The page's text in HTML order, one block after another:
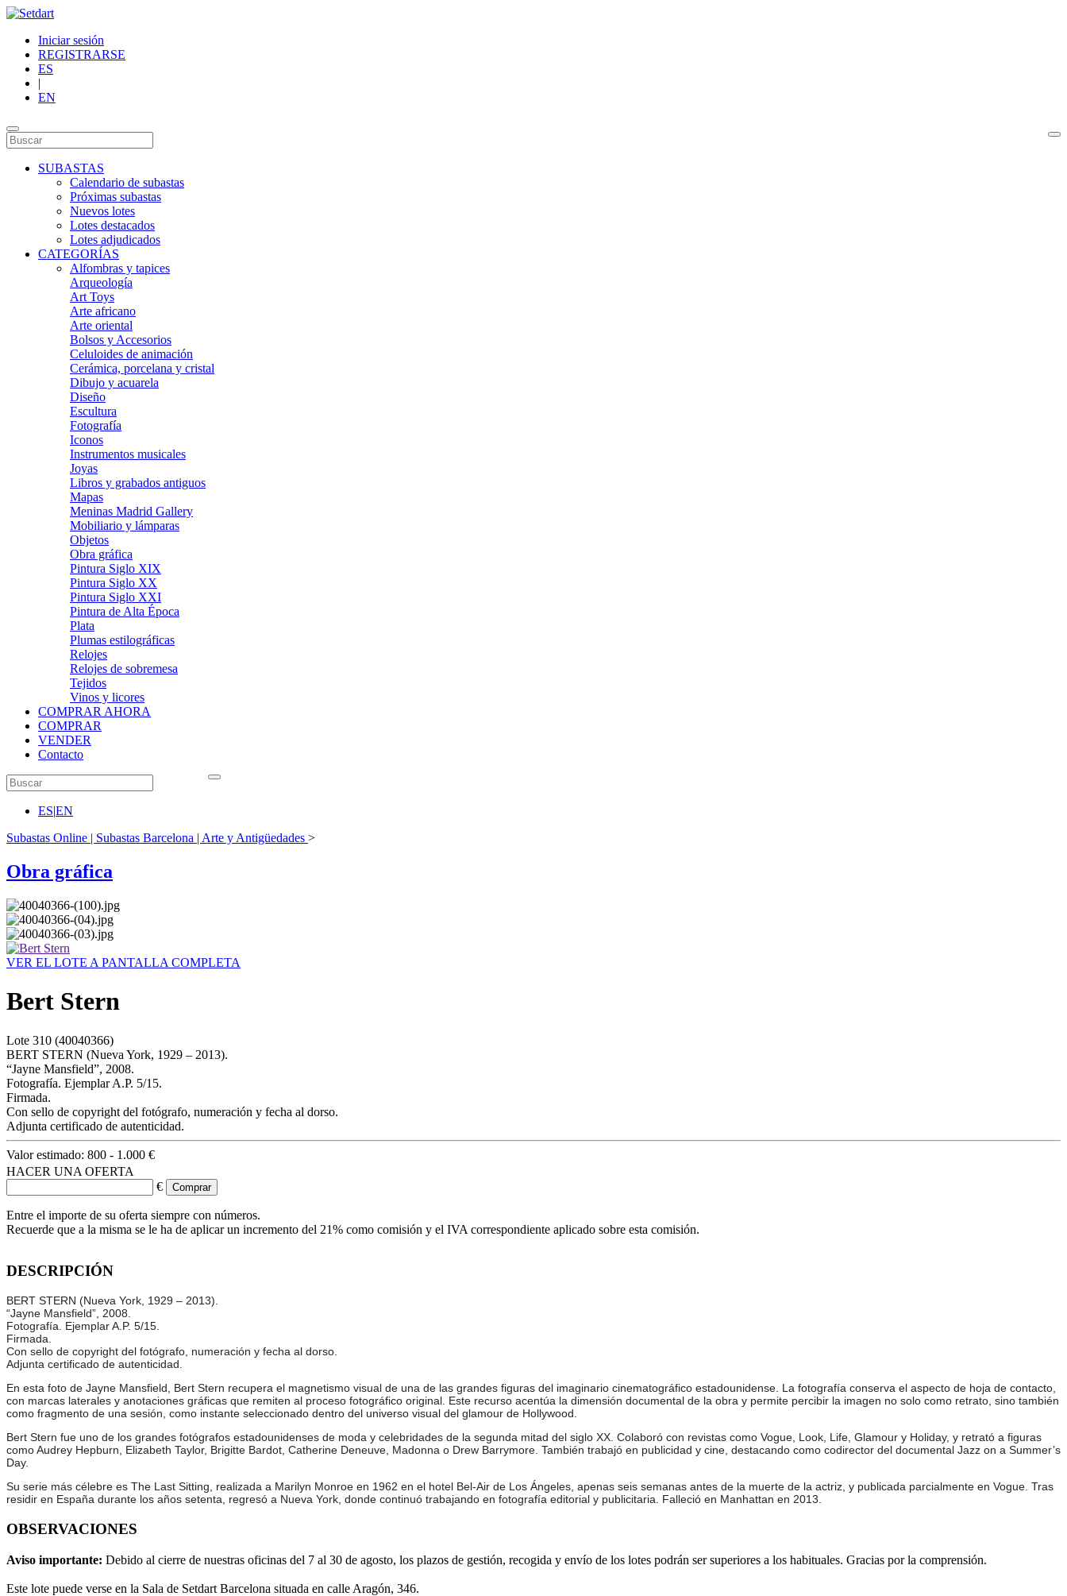
Iniciar sesión
REGISTRARSE
ES
|
EN
SUBASTAS
Calendario de subastas
Próximas subastas
Nuevos lotes
Lotes destacados
Lotes adjudicados
CATEGORÍAS
Alfombras y tapices
Arqueología
Art Toys
Arte africano
Arte oriental
Bolsos y Accesorios
Celuloides de animación
Cerámica, porcelana y cristal
Dibujo y acuarela
Diseño
Escultura
Fotografía
Iconos
Instrumentos musicales
Joyas
Libros y grabados antiguos
Mapas
Meninas Madrid Gallery
Mobiliario y lámparas
Objetos
Obra gráfica
Pintura Siglo XIX
Pintura Siglo XX
Pintura Siglo XXI
Pintura de Alta Época
Plata
Plumas estilográficas
Relojes
Relojes de sobremesa
Tejidos
Vinos y licores
COMPRAR AHORA
COMPRAR
VENDER
Contacto
ES|EN
Subastas Online | Subastas Barcelona | Arte y Antigüedades >
Obra gráfica
VER EL LOTE A PANTALLA COMPLETA
Bert Stern
Lote 310 (40040366)
BERT STERN (Nueva York, 1929 – 2013).
“Jayne Mansfield”, 2008.
Fotografía. Ejemplar A.P. 5/15.
Firmada.
Con sello de copyright del fotógrafo, numeración y fecha al dorso.
Adjunta certificado de autenticidad.
Valor estimado: 800 - 1.000 €
HACER UNA OFERTA
€
Entre el importe de su oferta siempre con números.
Recuerde que a la misma se le ha de aplicar un incremento del 21% como comisión y el IVA correspondiente aplicado sobre esta comisión.
DESCRIPCIÓN
BERT STERN (Nueva York, 1929 – 2013).
“Jayne Mansfield”, 2008.
Fotografía. Ejemplar A.P. 5/15.
Firmada.
Con sello de copyright del fotógrafo, numeración y fecha al dorso.
Adjunta certificado de autenticidad.
En esta foto de Jayne Mansfield, Bert Stern recupera el magnetismo visual de una de las grandes figuras del imaginario cinematográfico estadounidense. La fotografía conserva el aspecto de hoja de contacto,
con marcas laterales y anotaciones gráficas que remiten al proceso fotográfico original. Este recurso acentúa la dimensión documental de la obra y permite percibir la imagen no solo como retrato, sino también
como fragmento de una sesión, como instante seleccionado dentro del universo visual del glamour de Hollywood.
Bert Stern fue uno de los grandes fotógrafos estadounidenses de moda y celebridades de la segunda mitad del siglo XX. Colaboró con revistas como Vogue, Look, Life, Glamour y Holiday, y retrató a figuras
como Audrey Hepburn, Elizabeth Taylor, Brigitte Bardot, Catherine Deneuve, Madonna o Drew Barrymore. También trabajó en publicidad y cine, destacando como codirector del documental Jazz on a Summer’s
Day.
Su serie más célebre es The Last Sitting, realizada a Marilyn Monroe en 1962 en el hotel Bel-Air de Los Ángeles, apenas seis semanas antes de la muerte de la actriz, y publicada parcialmente en Vogue. Tras
residir en España durante los años setenta, regresó a Nueva York, donde continuó trabajando en fotografía editorial y publicitaria. Falleció en Manhattan en 2013.
OBSERVACIONES
Aviso importante: Debido al cierre de nuestras oficinas del 7 al 30 de agosto, los plazos de gestión, recogida y envío de los lotes podrán ser superiores a los habituales. Gracias por la comprensión.
Este lote puede verse en la Sala de Setdart Barcelona situada en calle Aragón, 346.